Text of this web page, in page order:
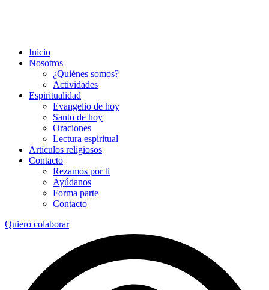
Inicio
Nosotros
¿Quiénes somos?
Actividades
Espiritualidad
Evangelio de hoy
Santo de hoy
Oraciones
Lectura espiritual
Artículos religiosos
Contacto
Rezamos por ti
Ayúdanos
Forma parte
Contacto
Quiero colaborar